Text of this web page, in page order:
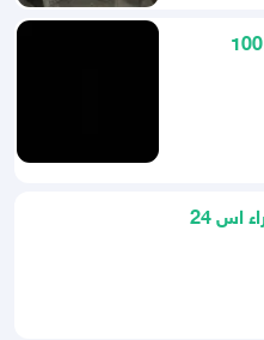
كامري 24 ابيض للتقبيل ماشيه 100
يا شباب لو سمحتوا مطلوب التراء اس 24